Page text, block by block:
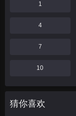
1
4
7
10
猜你喜欢